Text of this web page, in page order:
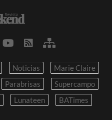
Noticias
Marie Claire
Parabrisas
Supercampo
Lunateen BATimes